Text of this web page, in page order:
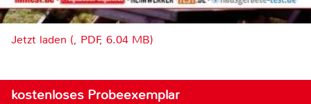
Jetzt laden (, PDF, 6.04 MB)
kostenloses Probeexemplar